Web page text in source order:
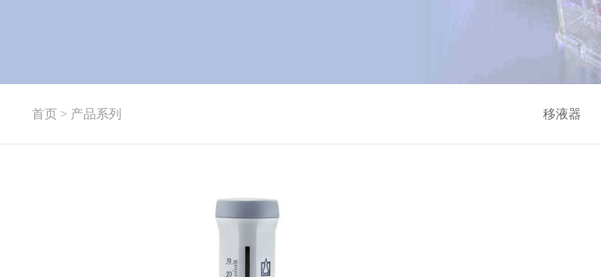
首页 > 产品系列 移液器